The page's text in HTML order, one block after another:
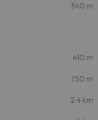
340 m
410 m
750 m
2.4 km